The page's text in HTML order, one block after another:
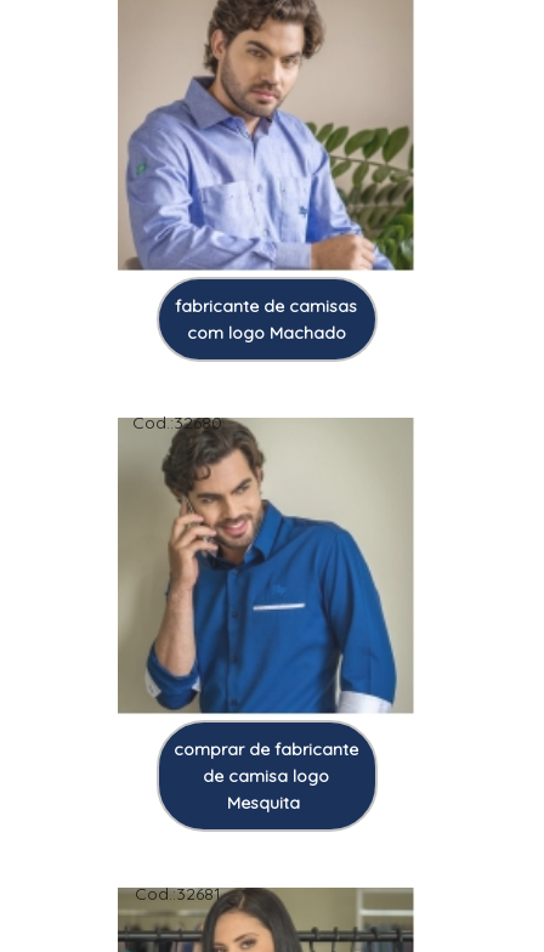
fabricante de camisas
com logo Machado
Cod.:32680
comprar de fabricante
de camisa logo
Mesquita
Cod.:32681